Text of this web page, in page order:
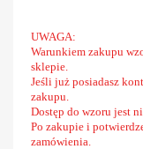
UWAGA:
Warunkiem zakupu
sklepie.
Jeśli już posiadasz
zakupu.
Dostęp do wzoru jest
Po zakupie i
zamówienia.